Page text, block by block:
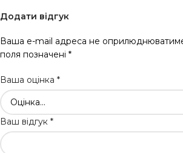
Додати відгук
Ваша e-mail адреса не
поля позначені *
Ваша оцінка *
Ваш відгук *